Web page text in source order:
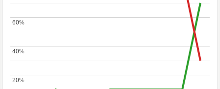
20%
20%
40%
40%
60%
60%